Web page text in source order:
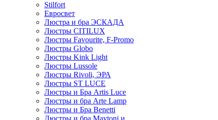
Stilfort
Евросвет
Люстра и бра ЭСКАДА
Люстры CITILUX
Люстры Favourite, F-Promo
Люстры Globo
Люстры Kink Light
Люстры Lussole
Люстры Rivoli, ЭРА
Люстры ST LUCE
Люстры и Бра Artis Luce
Люстры и бра Arte Lamp
Люстры и Бра Benetti